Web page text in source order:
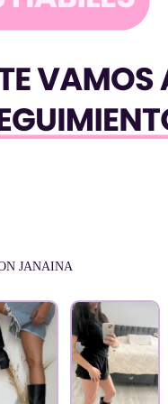
JANAINA